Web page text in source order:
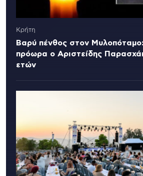
Κρήτη
Βαρύ πένθος στον
πρόωρα ο Αριστείδης
ετών